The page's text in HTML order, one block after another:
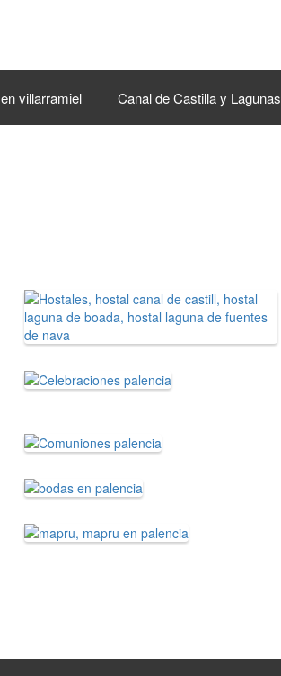
villarramiel Canal de Castilla y Lagunas